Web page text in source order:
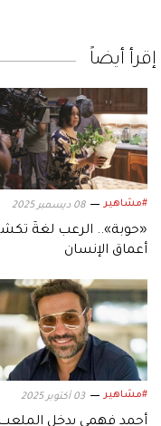
إقرأ أيضاً
#مشاهير 08 ديسمبر 2025
«حوبة».. الرعب لغةٌ
أعماق الإنسان
#مشاهير 03 أكتوبر 2025
أحمد فهمي يدخل